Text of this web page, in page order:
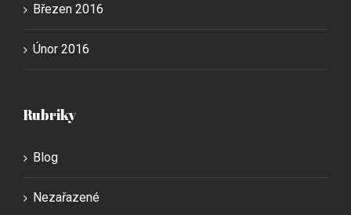
Březen 2016
Únor 2016
Rubriky
Blog
Nezařazené